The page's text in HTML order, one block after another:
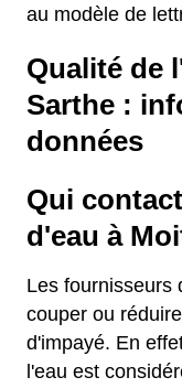
au modèle de
Qualité de
Sarthe :
données
Qui
d'eau à
Les fournisseurs
couper ou
d'impayé. En
l'eau est